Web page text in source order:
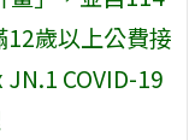
歲以上公費接
COVID-19